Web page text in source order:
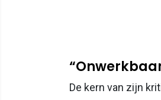
De kern van zijn